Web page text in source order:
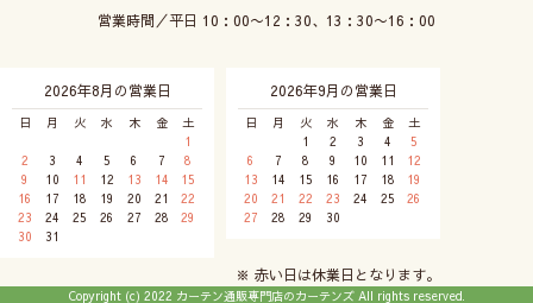
営業時間／平日 10：00〜12：30、13：30〜16：00
2026年8月の営業日
日 月 火 水 木 金
土
1
2
3 4 5 6 7
8
9
10 11 12 13 14
15
16
17 18 19 20 21
22
23
24 25 26 27 28
29
30
31
2026年9月の営業日
日 月 火 水 木 金
土
1
2 3 4
5
6
7 8 9 10 11
12
13
14 15 16 17 18
19
20
21 22 23 24 25
26
27
28 29 30
※ 赤い日は休業日となります。
Copyright (c) 2022 カーテン通販専門店のカーテンズ All rights reserved.